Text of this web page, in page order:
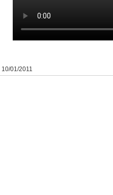
10/01/2011